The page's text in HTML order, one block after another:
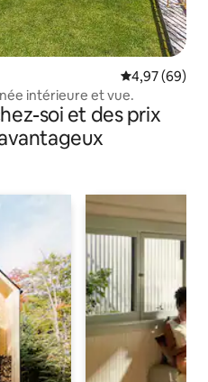
Note
4,97 (69)
intérieure et vue.
soi et des prix